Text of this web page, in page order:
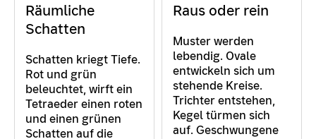
Räumliche
Schatten
Schatten kriegt Tiefe.
Rot und grün
beleuchtet, wirft ein
Tetraeder einen roten
und einen grünen
Schatten auf die
Raus oder rein
Muster werden
lebendig. Ovale
entwickeln sich um
stehende Kreise.
Trichter entstehen,
Kegel türmen sich
auf. Geschwungene